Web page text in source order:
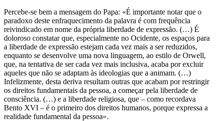
Percebe-se bem a mensagem do Papa: «É importante notar que o
paradoxo deste enfraquecimento da palavra é com frequência
reivindicado em nome da própria liberdade de expressão. (…) É
doloroso constatar que, especialmente no Ocidente, os espaços para
a liberdade de expressão estejam cada vez mais a ser reduzidos,
enquanto se desenvolve uma nova linguagem, ao estilo de Orwell,
que, na tentativa de ser cada vez mais inclusiva, acaba por excluir
aqueles que não se adaptam às ideologias que a animam. (…)
Infelizmente, desta deriva resultam outras que acabam por restringir
os direitos fundamentais da pessoa, a começar pela liberdade de
consciência. (…) e a liberdade religiosa, que – como recordava
Bento XVI – é o primeiro dos direitos humanos, porque expressa a
realidade fundamental da pessoa».